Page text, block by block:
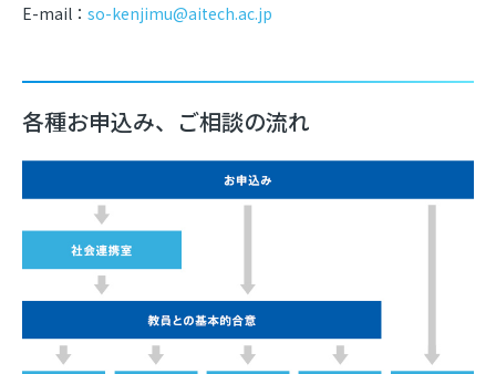
E-mail： so-kenjimu@aitech.ac.jp
各種お申込み、ご相談の流れ